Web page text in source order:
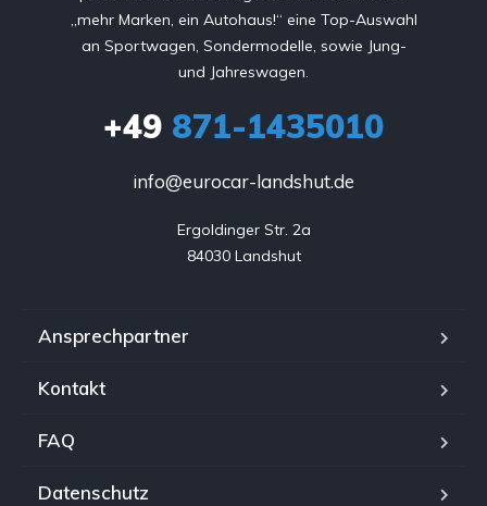
„mehr Marken, ein Autohaus!“ eine Top-Auswahl
an Sportwagen, Sondermodelle, sowie Jung-
und Jahreswagen.
+49 871-1435010
info@eurocar-landshut.de
Ergoldinger Str. 2a
84030 Landshut
Ansprechpartner
Kontakt
FAQ
Datenschutz